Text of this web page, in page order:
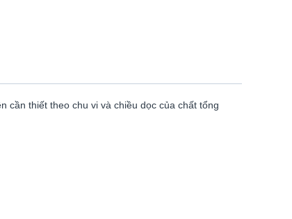
cần thiết theo chu vi và chiều dọc của chất tổng